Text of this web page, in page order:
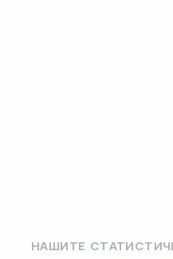
НАШИТЕ